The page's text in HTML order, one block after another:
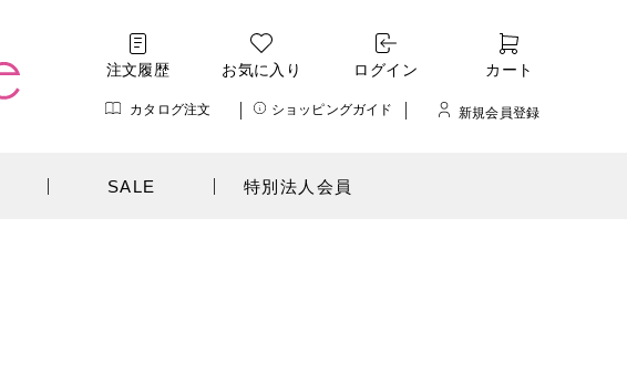
注文履歴 お気に入り ログイン カート
カタログ注文 ショッピングガイド 新規会員登録
SALE 特別法人会員